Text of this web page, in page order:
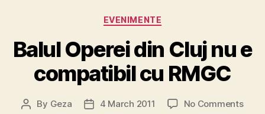
Categories
EVENIMENTE
Balul Operei din Cluj nu e
compatibil cu RMGC
Post
By Geza
Post4 March 2011 No Commentson